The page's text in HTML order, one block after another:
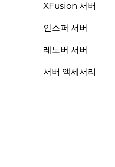
XFusion 서버
인스퍼 서버
레노버 서버
서버 액세서리